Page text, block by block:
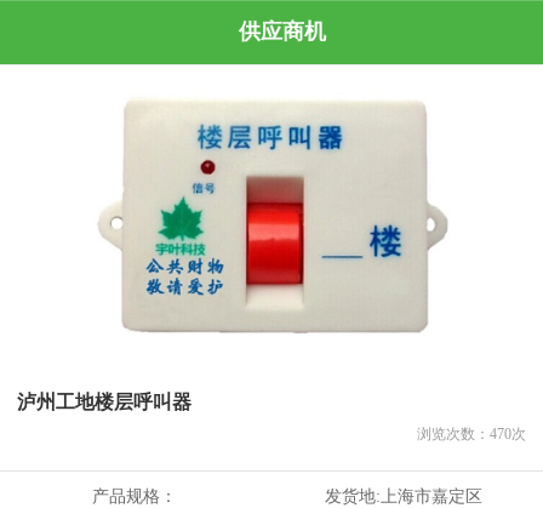
供应商机
泸州工地楼层呼叫器
浏览次数： 470次
产品规格： 发货地:上海市嘉定区